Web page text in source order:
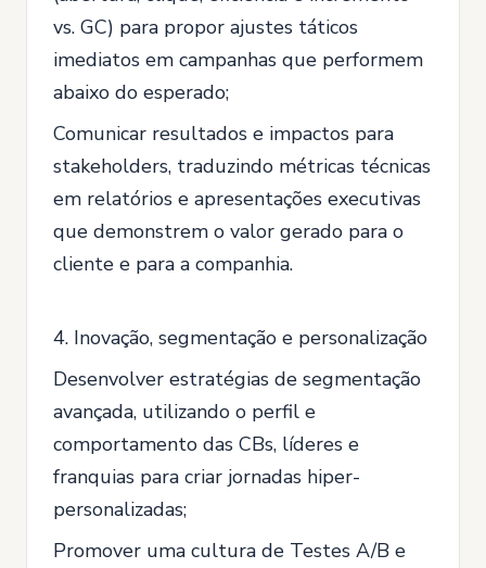
vs. GC) para propor ajustes táticos
imediatos em campanhas que performem
abaixo do esperado;
Comunicar resultados e impactos para
stakeholders, traduzindo métricas técnicas
em relatórios e apresentações executivas
que demonstrem o valor gerado para o
cliente e para a companhia.
4. Inovação, segmentação e personalização
Desenvolver estratégias de segmentação
avançada, utilizando o perfil e
comportamento das CBs, líderes e
franquias para criar jornadas hiper-
personalizadas;
Promover uma cultura de Testes A/B e